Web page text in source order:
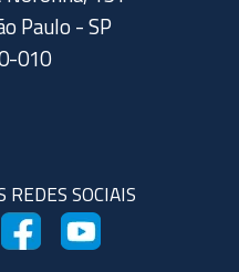
Paulo - SP
010
REDES SOCIAIS